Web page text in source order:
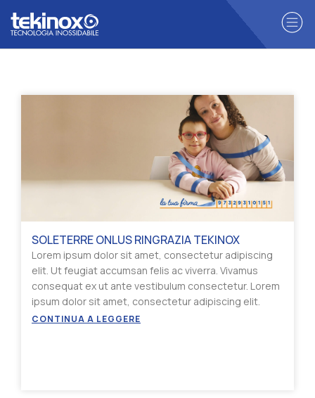
SOLETERRE ONLUS RINGRAZIA TEKINOX
Lorem ipsum dolor sit amet, consectetur adipiscing
elit. Ut feugiat accumsan felis ac viverra. Vivamus
consequat ex ut ante vestibulum consectetur. Lorem
ipsum dolor sit amet, consectetur adipiscing elit.
CONTINUA A LEGGERE